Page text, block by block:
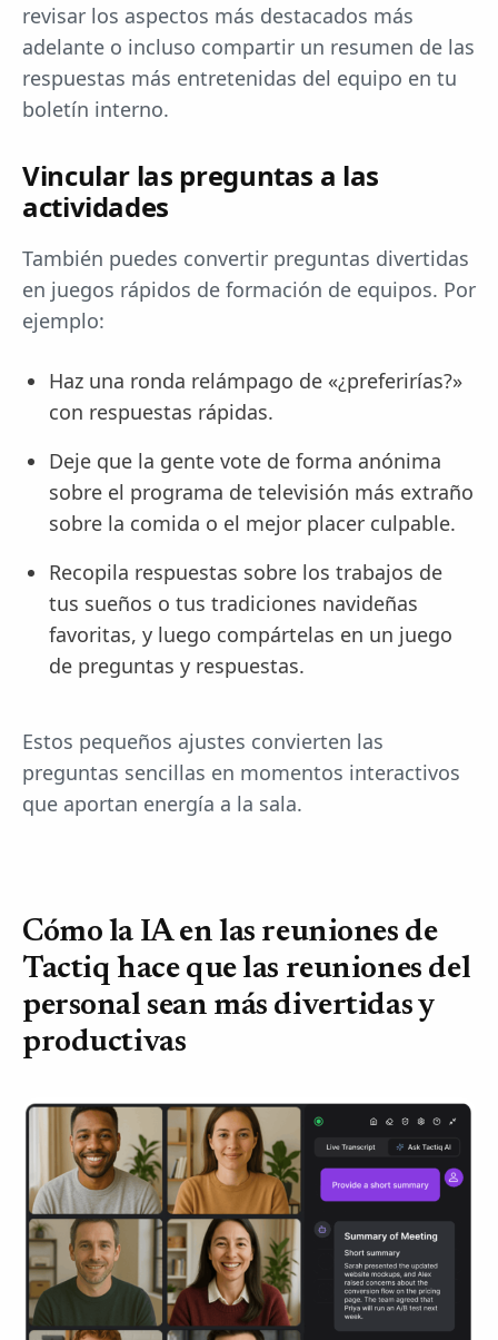
revisar los aspectos más destacados más
adelante o incluso compartir un resumen de las
respuestas más entretenidas del equipo en tu
boletín interno.
Vincular las preguntas a las
actividades
También puedes convertir preguntas divertidas
en juegos rápidos de formación de equipos. Por
ejemplo:
Haz una ronda relámpago de «¿preferirías?»
con respuestas rápidas.
Deje que la gente vote de forma anónima
sobre el programa de televisión más extraño
sobre la comida o el mejor placer culpable.
Recopila respuestas sobre los trabajos de
tus sueños o tus tradiciones navideñas
favoritas, y luego compártelas en un juego
de preguntas y respuestas.
Estos pequeños ajustes convierten las
preguntas sencillas en momentos interactivos
que aportan energía a la sala.
Cómo la IA en las reuniones de
Tactiq hace que las reuniones del
personal sean más divertidas y
productivas